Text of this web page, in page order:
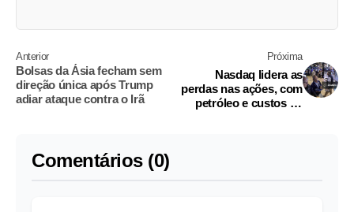
Anterior
Bolsas da Ásia fecham sem
direção única após Trump
adiar ataque contra o Irã
Próxima
Nasdaq lidera as
perdas nas ações, com
petróleo e custos de
Comentários (0)